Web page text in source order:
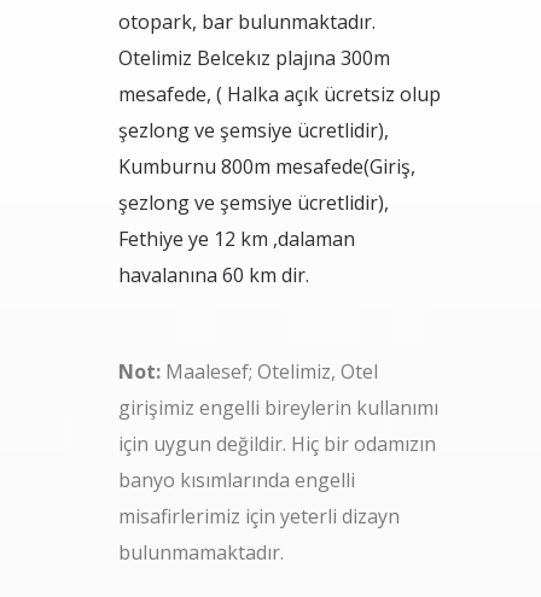
otopark, bar bulunmaktadır.
Otelimiz Belcekız plajına 300m
mesafede, ( Halka açık ücretsiz olup
şezlong ve şemsiye ücretlidir),
Kumburnu 800m mesafede(Giriş,
şezlong ve şemsiye ücretlidir),
Fethiye ye 12 km ,dalaman
havalanına 60 km dir.
Not: Maalesef; Otelimiz, Otel
girişimiz engelli bireylerin kullanımı
için uygun değildir. Hiç bir odamızın
banyo kısımlarında engelli
misafirlerimiz için yeterli dizayn
bulunmamaktadır.